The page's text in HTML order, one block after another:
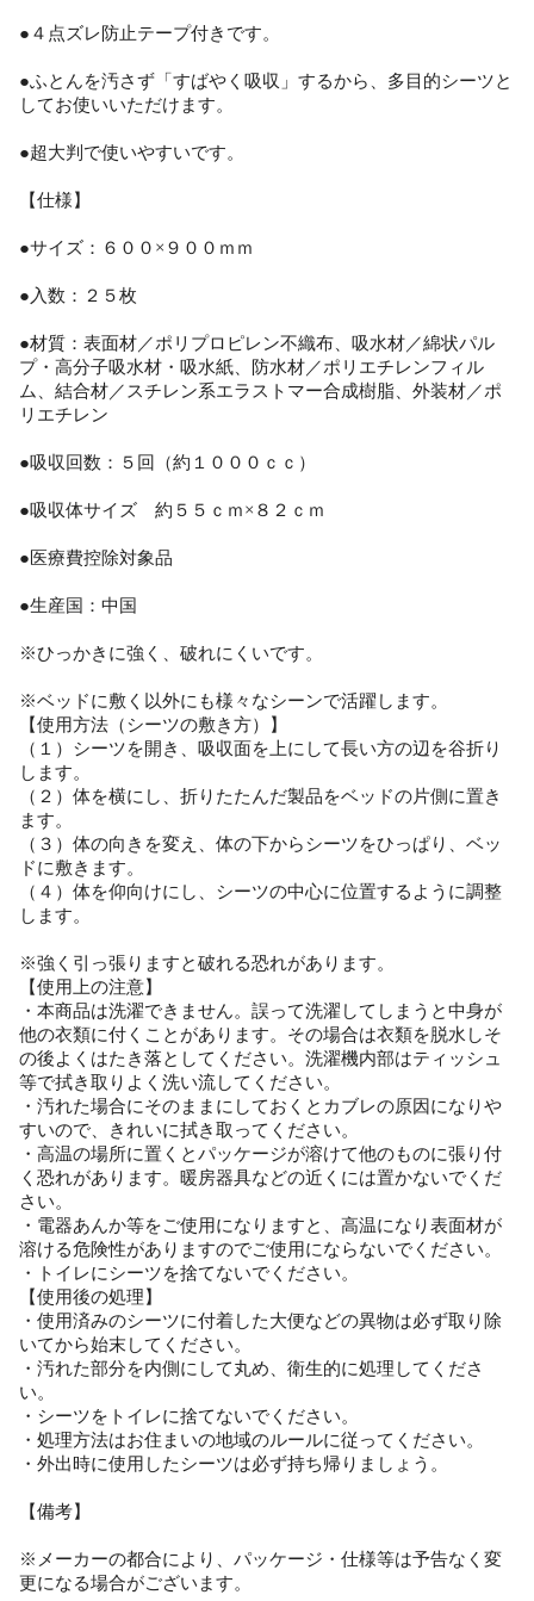
●４点ズレ防止テープ付きです。
●ふとんを汚さず「すばやく吸収」するから、多目的シーツと
してお使いいただけます。
●超大判で使いやすいです。
【仕様】
●サイズ：６００×９００ｍｍ
●入数：２５枚
●材質：表面材／ポリプロピレン不織布、吸水材／綿状パル
プ・高分子吸水材・吸水紙、防水材／ポリエチレンフィル
ム、結合材／スチレン系エラストマー合成樹脂、外装材／ポ
リエチレン
●吸収回数：５回（約１０００ｃｃ）
●吸収体サイズ 約５５ｃｍ×８２ｃｍ
●医療費控除対象品
●生産国：中国
※ひっかきに強く、破れにくいです。
※ベッドに敷く以外にも様々なシーンで活躍します。
【使用方法（シーツの敷き方）】
（１）シーツを開き、吸収面を上にして長い方の辺を谷折り
します。
（２）体を横にし、折りたたんだ製品をベッドの片側に置き
ます。
（３）体の向きを変え、体の下からシーツをひっぱり、ベッ
ドに敷きます。
（４）体を仰向けにし、シーツの中心に位置するように調整
します。
※強く引っ張りますと破れる恐れがあります。
【使用上の注意】
・本商品は洗濯できません。誤って洗濯してしまうと中身が
他の衣類に付くことがあります。その場合は衣類を脱水しそ
の後よくはたき落としてください。洗濯機内部はティッシュ
等で拭き取りよく洗い流してください。
・汚れた場合にそのままにしておくとカブレの原因になりや
すいので、きれいに拭き取ってください。
・高温の場所に置くとパッケージが溶けて他のものに張り付
く恐れがあります。暖房器具などの近くには置かないでくだ
さい。
・電器あんか等をご使用になりますと、高温になり表面材が
溶ける危険性がありますのでご使用にならないでください。
・トイレにシーツを捨てないでください。
【使用後の処理】
・使用済みのシーツに付着した大便などの異物は必ず取り除
いてから始末してください。
・汚れた部分を内側にして丸め、衛生的に処理してくださ
い。
・シーツをトイレに捨てないでください。
・処理方法はお住まいの地域のルールに従ってください。
・外出時に使用したシーツは必ず持ち帰りましょう。
【備考】
※メーカーの都合により、パッケージ・仕様等は予告なく変
更になる場合がございます。